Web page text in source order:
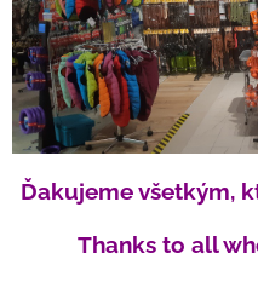
Ďakujeme všetkým,
Thanks to all